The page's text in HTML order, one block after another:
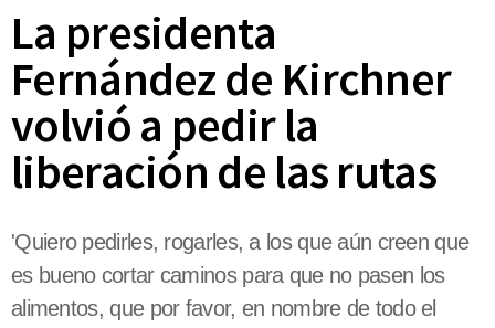
La presidenta
Fernández de Kirchner
volvió a pedir la
liberación de las rutas
'Quiero pedirles, rogarles, a los que aún creen que
es bueno cortar caminos para que no pasen los
alimentos, que por favor, en nombre de todo el